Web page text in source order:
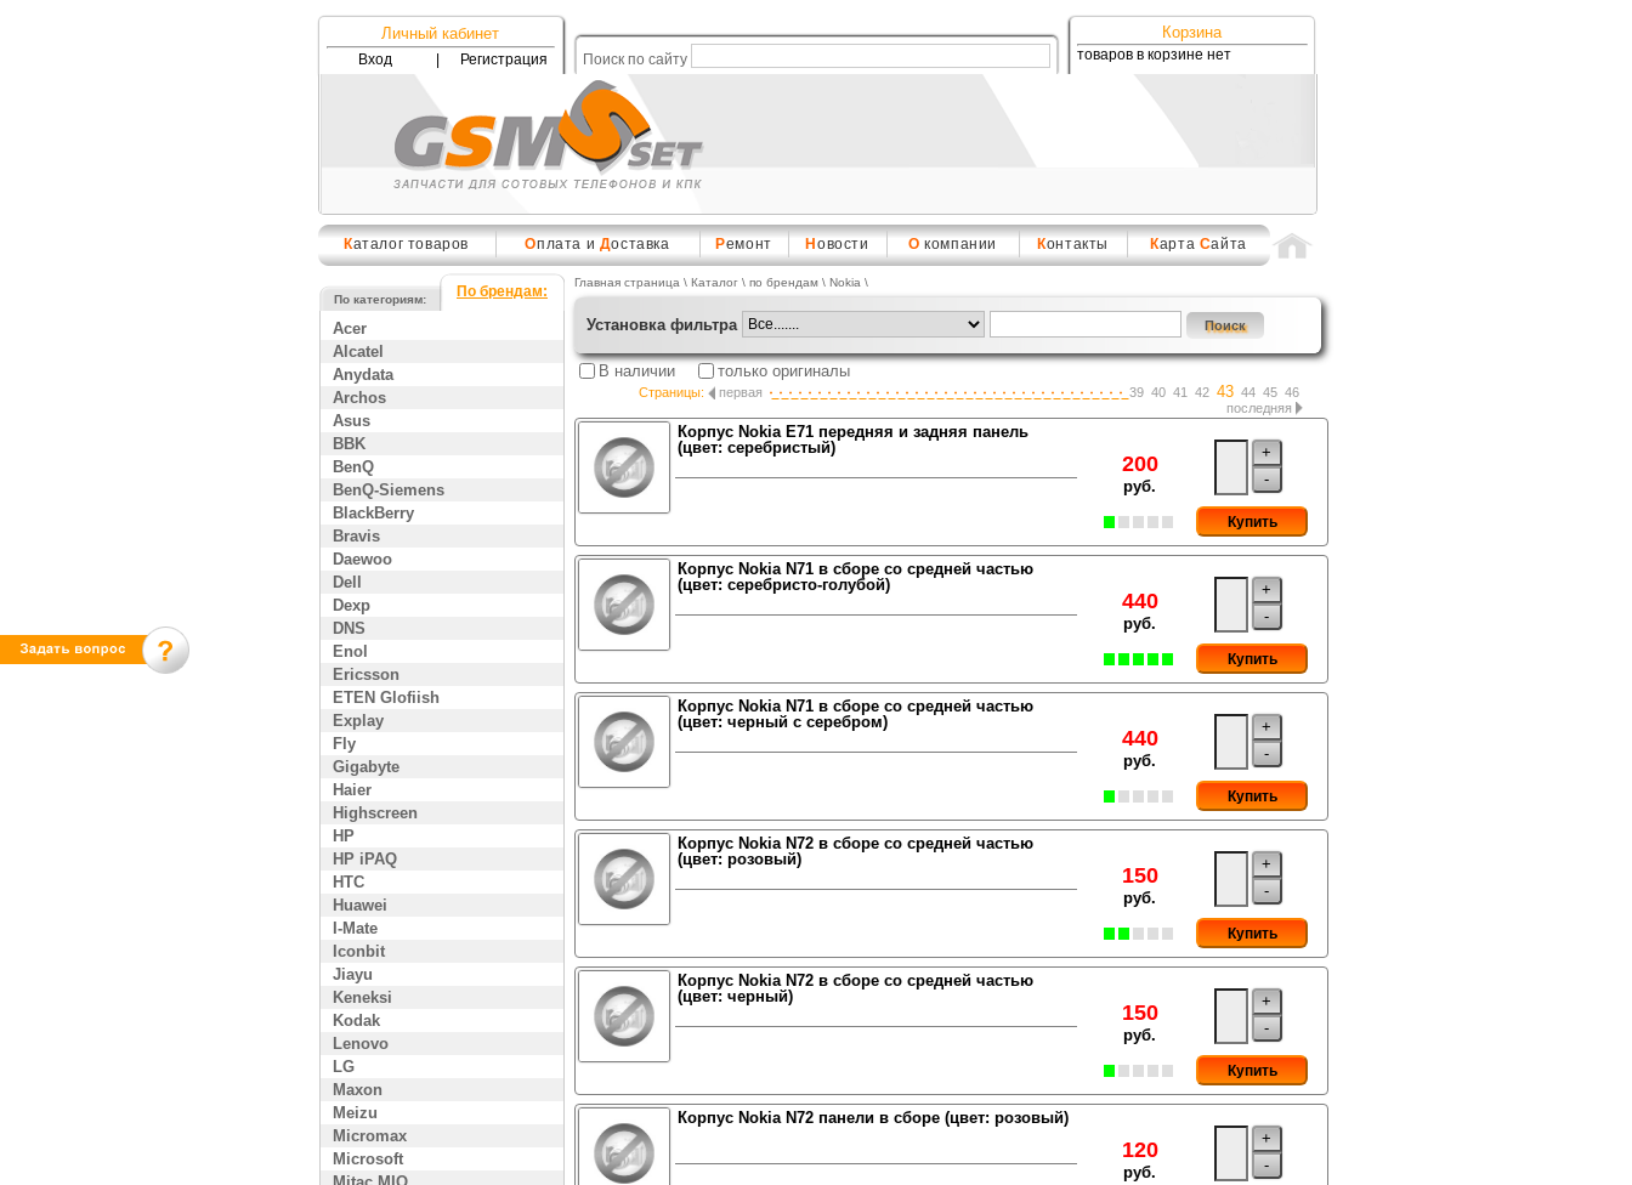
Личный кабинет
Вход Регистрация Поиск по сайту
Корзина
товаров в корзине нет
Каталог товаров Оплата и Доставка Ремонт Н овости О компании Контакты Карта Сайта
По категориям: По брендам:
Acer
Alcatel
Anydata
Archos
Asus
BBK
BenQ
BenQ-Siemens
BlackBerry
Bravis
Daewoo
Dell
Dexp
DNS
Enol
Ericsson
ETEN Glofiish
Explay
Fly
Gigabyte
Haier
Highscreen
HP
HP iPAQ
HTC
Huawei
I-Mate
Iconbit
Jiayu
Keneksi
Kodak
Lenovo
LG
Maxon
Meizu
Micromax
Microsoft
Главная страница \ Каталог\ по брендам \ Nokia \
Установка фильтра
В наличии только оригиналы
Страницы: первая 39 40 41 42 43 44 45 46
последняя
Корпус Nokia E71 передняя и задняя панель
(цвет: серебристый)
200
руб.
+
-
Купить
Корпус Nokia N71 в сборе со средней частью
(цвет: серебристо-голубой)
440
руб.
+
-
Купить
Корпус Nokia N71 в сборе со средней частью
(цвет: черный с серебром)
440
руб.
+
-
Купить
Корпус Nokia N72 в сборе со средней частью
(цвет: розовый)
150
руб.
+
-
Купить
Корпус Nokia N72 в сборе со средней частью
(цвет: черный)
150
руб.
+
-
Купить
Корпус Nokia N72 панели в сборе (цвет: розовый)
120
руб.
+
-